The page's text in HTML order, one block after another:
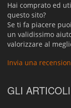
Hai comprato ed
questo sito?
Se ti fa piacere
un validissimo
valorizzare al
Invia una
GLI